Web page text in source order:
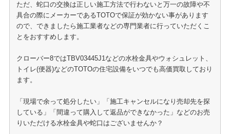
ただ、蛇口の交換は正しい施工方法で行わないと万一の故障や不
具合の際にメーカーであるTOTOで保証が効かない事があります
ので、できましたら施工業者などの専門業者に行っていただくこ
とをおすすめします。
クローバー8ではTBV03445J1などの水栓金具やウォシュレット、
トイレ(便器)などのTOTOの住宅設備をいつでも高価買取しており
ます。
「現場で余って処分したい」「施工キャンセルになり売却先を探
している」「間違って購入して返品ができなかった」などのお売
りいただける水栓金具や蛇口はございませんか？